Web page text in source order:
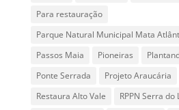
Para restauração
Parque Natural Municipal Mata
Passos Maia
Pioneiras
Ponte Serrada
Projeto Araucária
Restaura Alto Vale
RPPN Serra do